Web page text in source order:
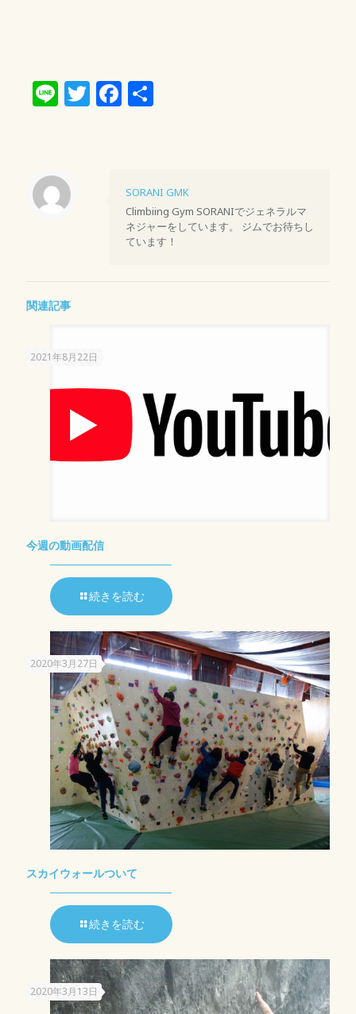
LineTwitter
Facebook
共
SORANI GMK
Climbiing Gym SORANIでジェネラルマ
ネジャーをしています。 ジムでお待ちし
ています！
関連記事
2021年8月22日
今週の動画配信
続きを読む
2020年3月27日
スカイウォールついて
続きを読む
2020年3月13日